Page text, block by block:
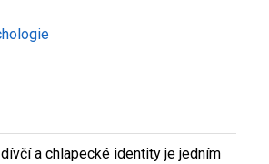
a chlapecké identity je jedním